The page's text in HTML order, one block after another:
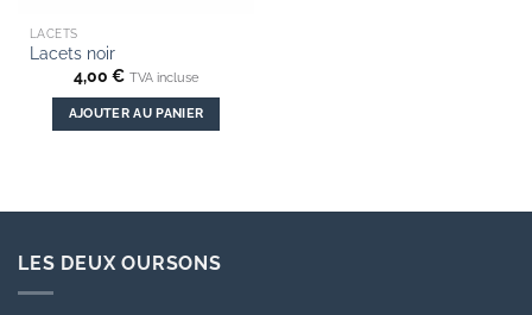
LACETS
Lacets noir
4,00 € TVA incluse
AJOUTER AU PANIER
LES DEUX OURSONS